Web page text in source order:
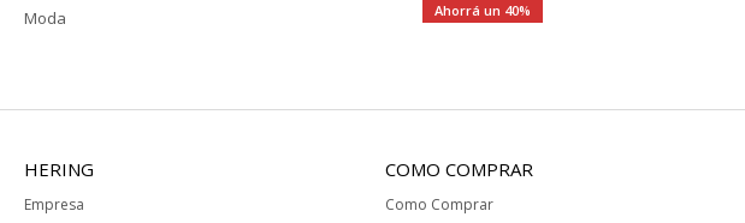
40
Moda
HERING
Empresa
COMO COMPRAR
Como Comprar